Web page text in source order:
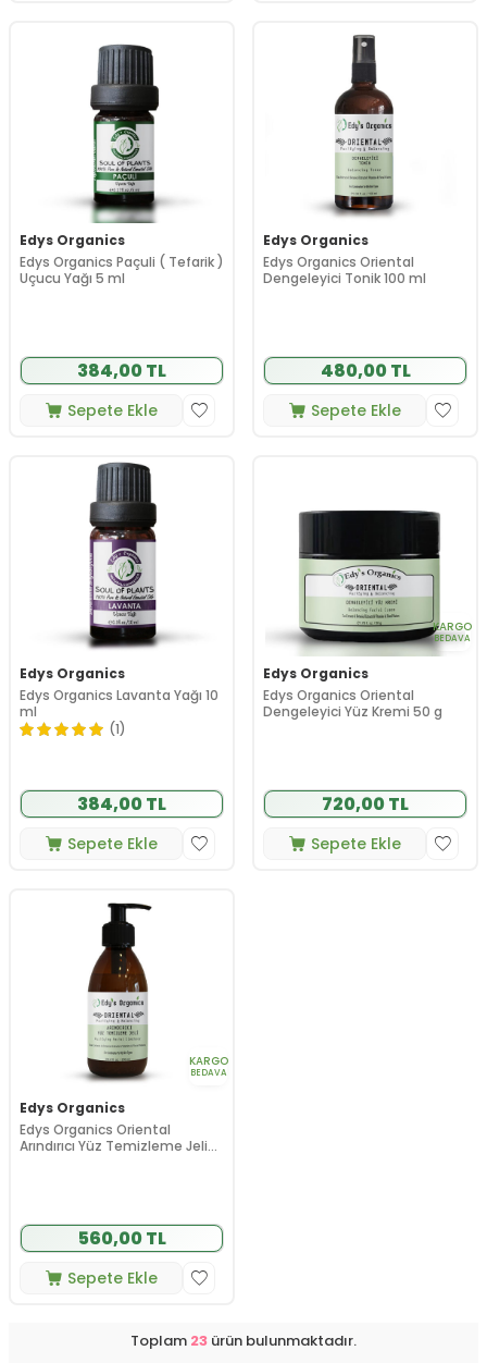
Edys Organics
Edys Organics Paçuli ( Tefarik )
Uçucu Yağı 5 ml
384,00 TL
Sepete Ekle
Edys Organics
Edys Organics Oriental
Dengeleyici Tonik 100 ml
480,00 TL
Sepete Ekle
Edys Organics
Edys Organics Lavanta Yağı 10
ml
(1)
384,00 TL
Sepete Ekle
KARGO
BEDAVA
Edys Organics
Edys Organics Oriental
Dengeleyici Yüz Kremi 50 g
720,00 TL
Sepete Ekle
KARGO
BEDAVA
Edys Organics
Edys Organics Oriental
Arındırıcı Yüz Temizleme Jeli
560,00 TL
Sepete Ekle
Toplam 23 ürün bulunmaktadır.